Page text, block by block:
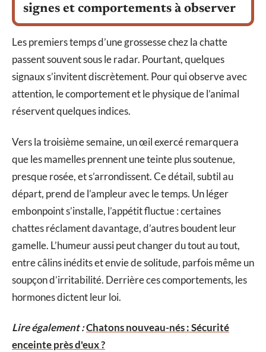
signes et comportements à observer
Les premiers temps d’une grossesse chez la chatte
passent souvent sous le radar. Pourtant, quelques
signaux s’invitent discrètement. Pour qui observe avec
attention, le comportement et le physique de l’animal
réservent quelques indices.
Vers la troisième semaine, un œil exercé remarquera
que les mamelles prennent une teinte plus soutenue,
presque rosée, et s’arrondissent. Ce détail, subtil au
départ, prend de l’ampleur avec le temps. Un léger
embonpoint s’installe, l’appétit fluctue : certaines
chattes réclament davantage, d’autres boudent leur
gamelle. L’humeur aussi peut changer du tout au tout,
entre câlins inédits et envie de solitude, parfois même un
soupçon d’irritabilité. Derrière ces comportements, les
hormones dictent leur loi.
Lire également :Chatons nouveau-nés : Sécurité
enceinte près d'eux ?